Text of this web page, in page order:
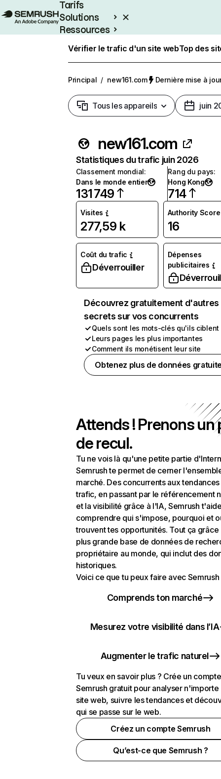
Tarifs
Solutions
Ressources
Vérifier le trafic d'un site webTop des
Principal / new161.com Dernière mise à
Tous les appareils juin
new161.com
Statistiques du trafic juin 2026
Classement mondial:
Dans le monde entier
131 749
Rang du pays:
Hong Kong
714
Visites
277,59 k
Authority Score
16
Coût du trafic
Déverrouiller
Dépenses
publicitaires
Découvrez gratuitement d'autres
secrets sur vos concurrents
Quels sont les mots-clés qu'ils ciblent
Leurs pages les plus importantes
Comment ils monétisent leur site
Obtenez plus de données
Attends ! Prenons un
de recul.
Tu ne vois là qu'une petite partie
Semrush te permet de cerner
marché. Des concurrents aux
trafic, en passant par le référencement
et la visibilité grâce à l'IA, Semrush
comprendre qui s'impose, pourquoi et
trouvent tes opportunités. Tout ça grâce
plus grande base de données de
propriétaire au monde, qui inclut des
historiques.
Voici ce que tu peux faire avec Semrush
Comprends ton marché
Mesurez votre visibilité dans l’IA
Augmenter le trafic naturel
Tu veux en savoir plus ? Crée un compte
Semrush gratuit pour analyser n'importe
site web, suivre les tendances et
qui se passe sur le web.
Créez un compte Semrush
Qu’est-ce que Semrush ?